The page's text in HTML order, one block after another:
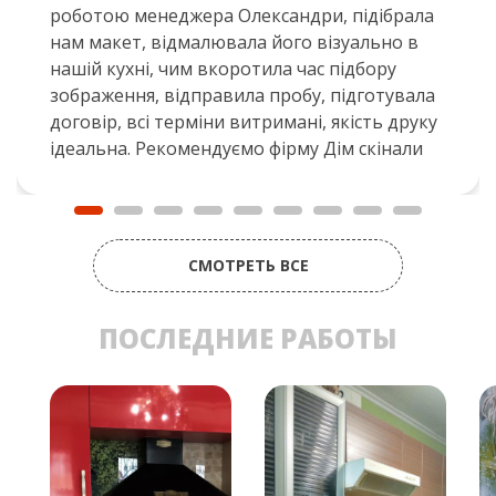
роботою менеджера Олександри, підібрала
нам макет, відмалювала його візуально в
нашій кухні, чим вкоротила час підбору
зображення, відправила пробу, підготувала
договір, всі терміни витримані, якість друку
ідеальна. Рекомендуємо фірму Дім скінали
СМОТРЕТЬ ВСЕ
ПОСЛЕДНИЕ РАБОТЫ